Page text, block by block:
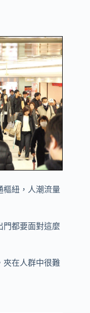
樞紐，人潮流量
門都要面對這麼
夾在人群中很難